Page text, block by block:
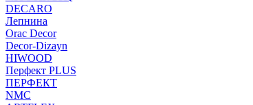
DECARO
Лепнина
Orac Decor
Decor-Dizayn
HIWOOD
Перфект PLUS
ПЕРФЕКТ
NMC